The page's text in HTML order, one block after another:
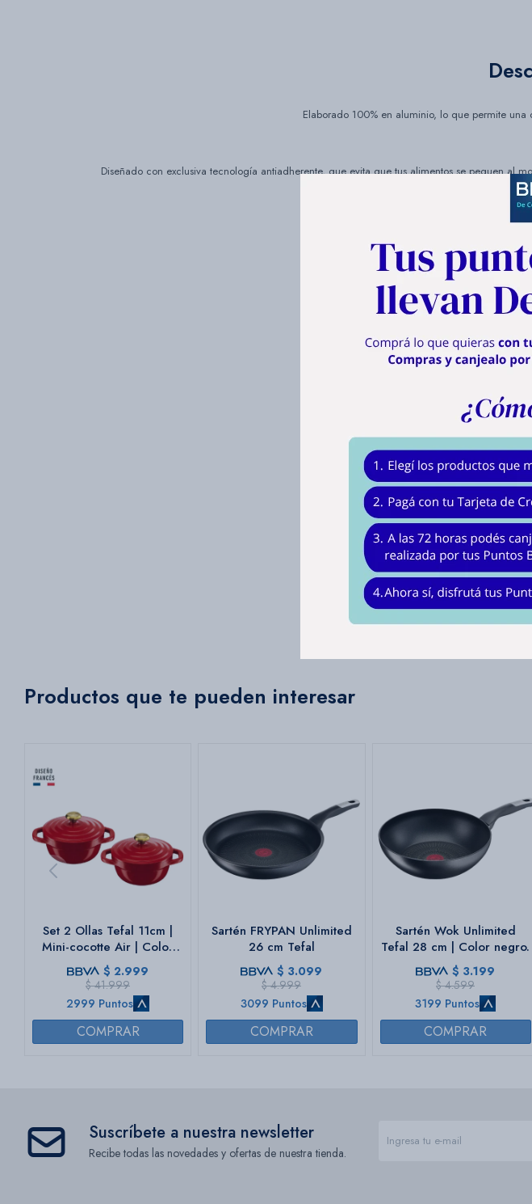
Elaborado 100% en aluminio, lo que permite
Diseñado con exclusiva tecnología antiadherente, que evita que tus alimentos se peguen al
Recubrimiento antiadherente,
-Antiadherente Resistente
-Termo
-Durabase
OLLA RT
PEROL RT
SARTÉN
SARTÉN
JARRO
SARTÉN
CACEROLA
Productos que te pueden interesar
Set 2 Ollas Tefal 11cm |
Mini-cocotte Air | Color
rojo.
$ 2.999
$ 41.999
2999 Puntos
Sartén FRYPAN Unlimited
26 cm Tefal
$ 3.099
$ 4.999
3099 Puntos
Sartén Wok Unlimited
Tefal 28 cm | Color negro.
$ 3.199
$ 4.599
3199 Puntos
Suscríbete a nuestra newsletter
Recibe todas las novedades y ofertas de nuestra tienda.